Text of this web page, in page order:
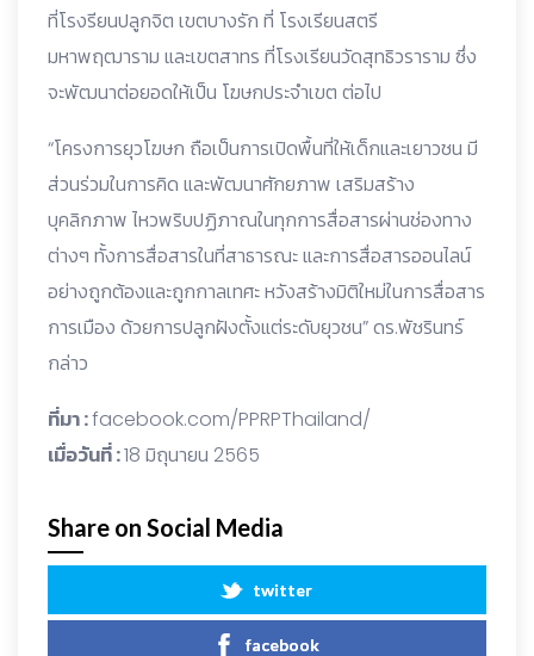
ที่โรงรียนปลูกจิต เขตบางรัก ที่ โรงเรียนสตรี
มหาพฤฒาราม และเขตสาทร ที่โรงเรียนวัดสุทธิวราราม ซึ่ง
จะพัฒนาต่อยอดให้เป็น โฆษกประจำเขต ต่อไป
“โครงการยุวโฆษก ถือเป็นการเปิดพื้นที่ให้เด็กและเยาวชน มี
ส่วนร่วมในการคิด และพัฒนาศักยภาพ เสริมสร้าง
บุคลิกภาพ ไหวพริบปฏิภาณในทุกการสื่อสารผ่านช่องทาง
ต่างๆ ทั้งการสื่อสารในที่สาธารณะ และการสื่อสารออนไลน์
อย่างถูกต้องและถูกกาลเทศะ หวังสร้างมิติใหม่ในการสื่อสาร
การเมือง ด้วยการปลูกฝังตั้งแต่ระดับยุวชน” ดร.พัชรินทร์
กล่าว
ที่มา :facebook.com/PPRPThailand/
เมื่อวันที่ :18 มิถุนายน 2565
Share on Social Media
twitter
facebook